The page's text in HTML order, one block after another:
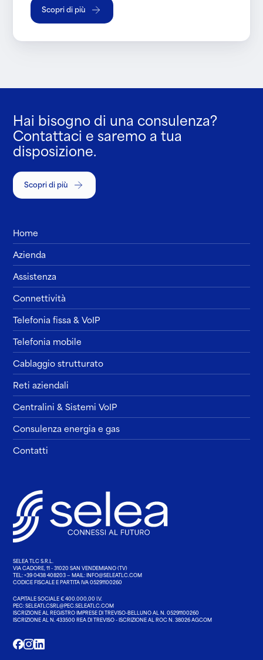
Scopri di più
Hai bisogno di una consulenza?
Contattaci e saremo a tua
disposizione.
Scopri di più
Home
Azienda
Assistenza
Connettività
Telefonia fissa & VoIP
Telefonia mobile
Cablaggio strutturato
Reti aziendali
Centralini & Sistemi VoIP
Consulenza energia e gas
Contatti
SELEA TLC S.R.L.
VIA CADORE, 11 - 31020 SAN VENDEMIANO (TV)
TEL:+39 0438 408203— MAIL:INFO@SELEATLC.COM
CODICE FISCALE E PARTITA IVA 05291100260
CAPITALE SOCIALE € 400.000,00 I.V.
PEC:SELEATLCSRL@PEC.SELEATLC.COM
ISCRIZIONE AL REGISTRO IMPRESE DI TREVISO-BELLUNO AL N. 05291100260
ISCRIZIONE AL N. 433500 REA DI TREVISO - ISCRIZIONE AL ROC N. 38026 AGCOM